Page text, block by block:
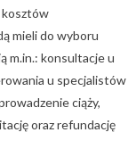
kosztów
mieli do wyboru
m.in.: konsultacje u
u specjalistów
ciąży,
oraz refundację